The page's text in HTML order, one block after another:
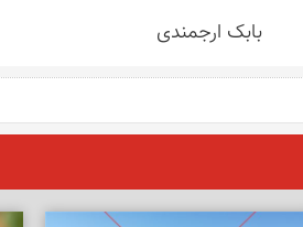
بابک ارجمندی